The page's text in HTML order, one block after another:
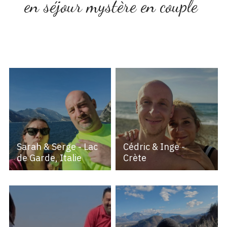
en séjour mystère en couple
Sarah & Serge - Lac
de Garde, Italie
Cédric & Inge -
Crète